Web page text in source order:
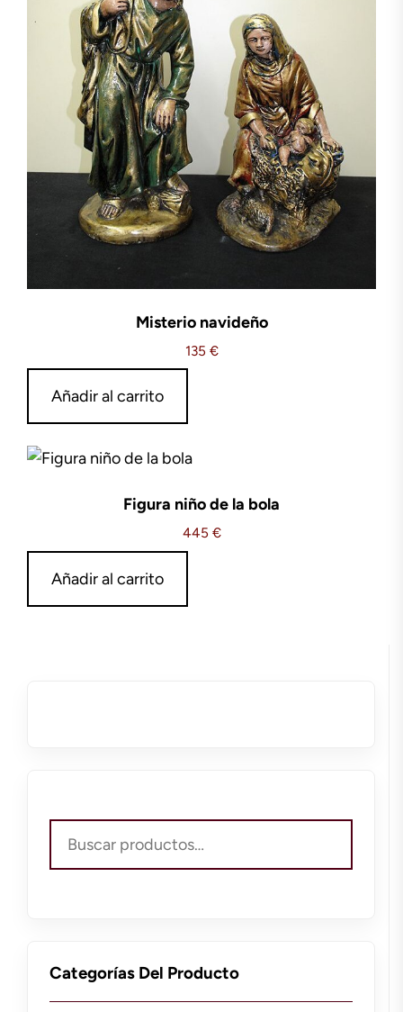
Misterio navideño
135 €
Añadir al carrito
Figura niño de la bola
445 €
Añadir al carrito
por:
Categorías Del Producto